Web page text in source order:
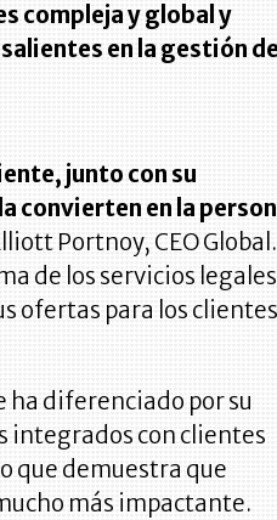
compleja y global y
en la gestión de
junto con su
convierten en la
Portnoy, CEO Global.
de los servicios legales
ofertas para los
ha diferenciado por su
integrados con clientes
que demuestra que
más impactante.